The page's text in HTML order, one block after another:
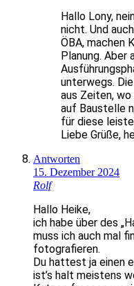
Hallo Lony,
nicht. Und
ÖBA, machen
Planung. Aber
unterwegs.
aus Zeiten,
auf Baustelle
für diese
Liebe Grüße,
Antworten
15. Dezember 2024
Rolf
Hallo Heike,
ich habe über des
muss ich auch mal
fotografieren.
Du hattest ja einen
ist’s halt meistens